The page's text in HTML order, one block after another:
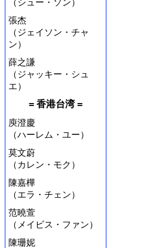
（シュー・ソン）
張杰
（ジェイソン・チャ
ン）
薛之謙
（ジャッキー・シュ
エ）
= 香港台湾 =
庾澄慶
（ハーレム・ユー）
莫文蔚
（カレン・モク）
陳嘉樺
（エラ・チェン）
范曉萱
（メイビス・ファン）
陳珊妮